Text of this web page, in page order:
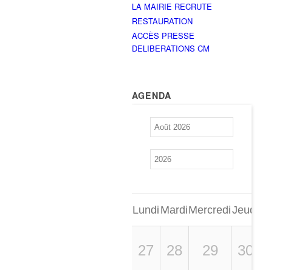
LA MAIRIE RECRUTE
RESTAURATION
ACCÈS PRESSE
DELIBERATIONS CM
AGENDA
Lundi MardiMercrediJeudi
27 28 29 30